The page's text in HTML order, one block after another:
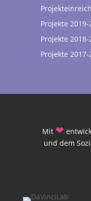
Projekte 2019-
Projekte 2018-
Projekte 2017-
Mit ❤
und dem